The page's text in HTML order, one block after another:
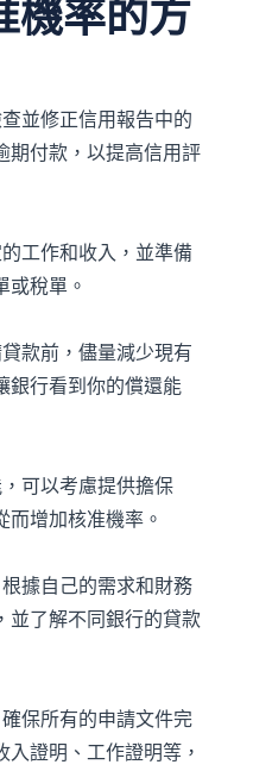
機率的方
並修正信用報告中的
期付款，以提高信用評
工作和收入，並準備
或稅單。
款前，儘量減少現有
銀行看到你的償還能
可以考慮提供擔保
而增加核准機率。
據自己的需求和財務
並了解不同銀行的貸款
保所有的申請文件完
證明、工作證明等，